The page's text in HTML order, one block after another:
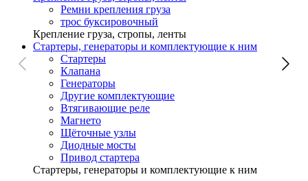
Ремни крепления груза
трос буксировочный
Крепление груза, стропы, ленты
Стартеры, генераторы и комплектующие к ним
Стартеры
Клапана
Генераторы
Другие комплектующие
Втягивающие реле
Магнето
Щёточные узлы
Диодные мосты
Привод стартера
Стартеры, генераторы и комплектующие к ним